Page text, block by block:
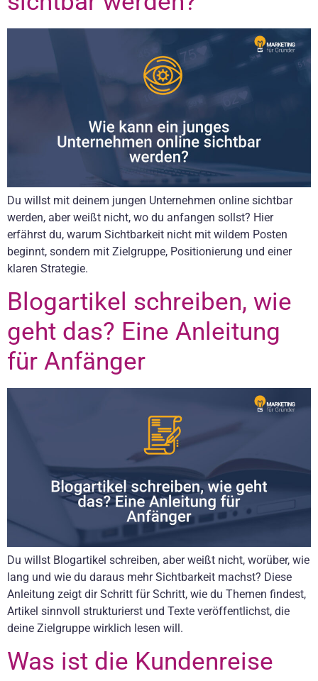
Du willst mit deinem jungen Unternehmen online sichtbar
werden, aber weißt nicht, wo du anfangen sollst? Hier
erfährst du, warum Sichtbarkeit nicht mit wildem Posten
beginnt, sondern mit Zielgruppe, Positionierung und einer
klaren Strategie.
Blogartikel schreiben, wie
geht das? Eine Anleitung
für Anfänger
Du willst Blogartikel schreiben, aber weißt nicht, worüber, wie
lang und wie du daraus mehr Sichtbarkeit machst? Diese
Anleitung zeigt dir Schritt für Schritt, wie du Themen findest,
Artikel sinnvoll strukturierst und Texte veröffentlichst, die
deine Zielgruppe wirklich lesen will.
Was ist die Kundenreise